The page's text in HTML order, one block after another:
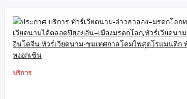
บริการ